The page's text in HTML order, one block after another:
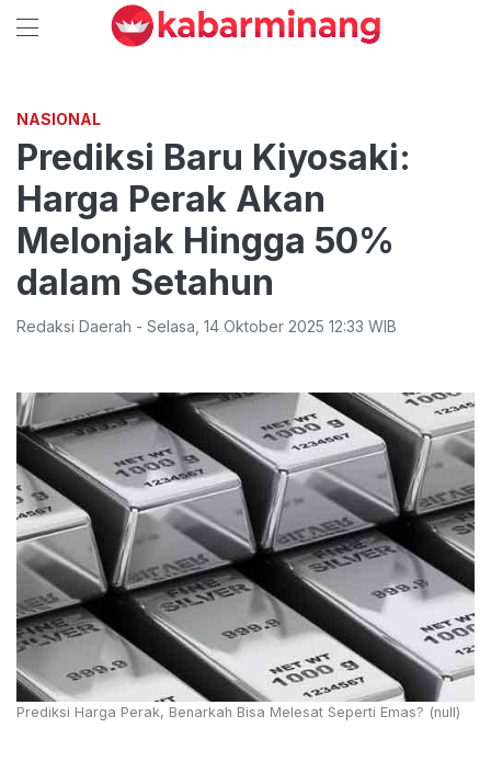
NASIONAL
Prediksi Baru Kiyosaki:
Harga Perak Akan
Melonjak Hingga 50%
dalam Setahun
Redaksi Daerah - Selasa 14 Oktober 2025 12:33 WIB
Prediksi Harga Perak, Benarkah Bisa Melesat Seperti Emas? (null)